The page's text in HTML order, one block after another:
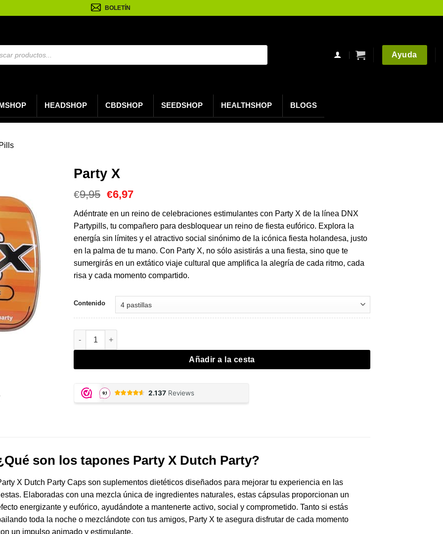
BOLETÍN
Ayuda
HEADSHOP CBDSHOP SEEDSHOP HEALTHSHOP BLOGS
Party X
€9,95 El
original
era:
€9,95.
€6,97El
actual
es:
€6,97.
Adéntrate en un reino de celebraciones estimulantes con Party X de la línea DNX
Partypills, tu compañero para desbloquear un reino de fiesta eufórico. Explora la
energía sin límites y el atractivo social sinónimo de la icónica fiesta holandesa, justo
en la palma de tu mano. Con Party X, no sólo asistirás a una fiesta, sino que te
sumergirás en un extático viaje cultural que amplifica la alegría de cada ritmo, cada
risa y cada momento compartido.
Contenido
Party X cantidad
Añadir a la cesta
son los tapones Party X Dutch Party?
X Dutch Party Caps son suplementos dietéticos diseñados para mejorar tu experiencia en las
Elaboradas con una mezcla única de ingredientes naturales, estas cápsulas proporcionan un
energizante y eufórico, ayudándote a mantenerte activo, social y comprometido. Tanto si estás
toda la noche o mezclándote con tus amigos, Party X te asegura disfrutar de cada momento
un impulso animado y estimulante.